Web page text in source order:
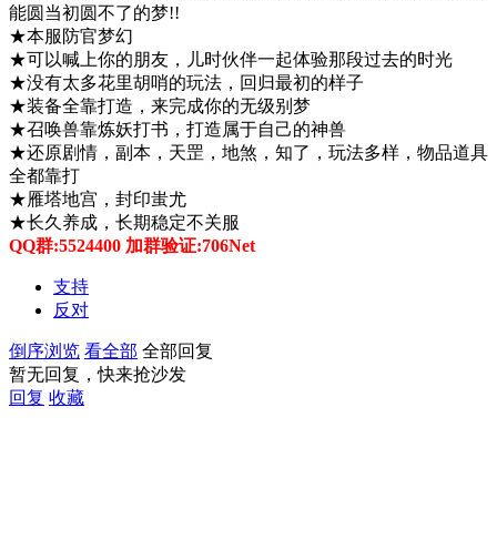
能圆当初圆不了的梦!!
★本服防官梦幻
★可以喊上你的朋友，儿时伙伴一起体验那段过去的时光
★没有太多花里胡哨的玩法，回归最初的样子
★装备全靠打造，来完成你的无级别梦
★召唤兽靠炼妖打书，打造属于自己的神兽
★还原剧情，副本，天罡，地煞，知了，玩法多样，物品道具
全都靠打
★雁塔地宫，封印蚩尤
★长久养成，长期稳定不关服
QQ群:5524400 加群验证:706Net
支持
反对
倒序浏览 看全部 全部回复
暂无回复，快来抢沙发
回复 收藏